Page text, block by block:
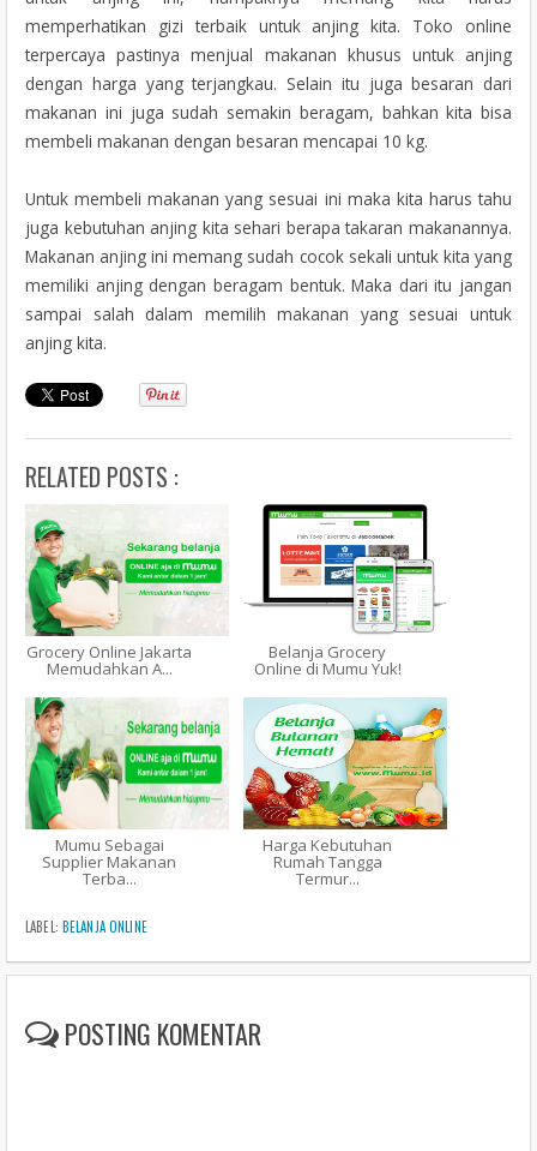
memperhatikan gizi terbaik untuk anjing kita. Toko online
terpercaya pastinya menjual makanan khusus untuk anjing
dengan harga yang terjangkau. Selain itu juga besaran dari
makanan ini juga sudah semakin beragam, bahkan kita bisa
membeli makanan dengan besaran mencapai 10 kg.
Untuk membeli makanan yang sesuai ini maka kita harus tahu
juga kebutuhan anjing kita sehari berapa takaran makanannya.
Makanan anjing ini memang sudah cocok sekali untuk kita yang
memiliki anjing dengan beragam bentuk. Maka dari itu jangan
sampai salah dalam memilih makanan yang sesuai untuk
anjing kita.
RELATED POSTS :
Grocery Online Jakarta
Memudahkan A...
Belanja Grocery
Online di Mumu Yuk!
Mumu Sebagai
Supplier Makanan
Terba...
Harga Kebutuhan
Rumah Tangga
Termur...
LABEL: BELANJA ONLINE
POSTING KOMENTAR